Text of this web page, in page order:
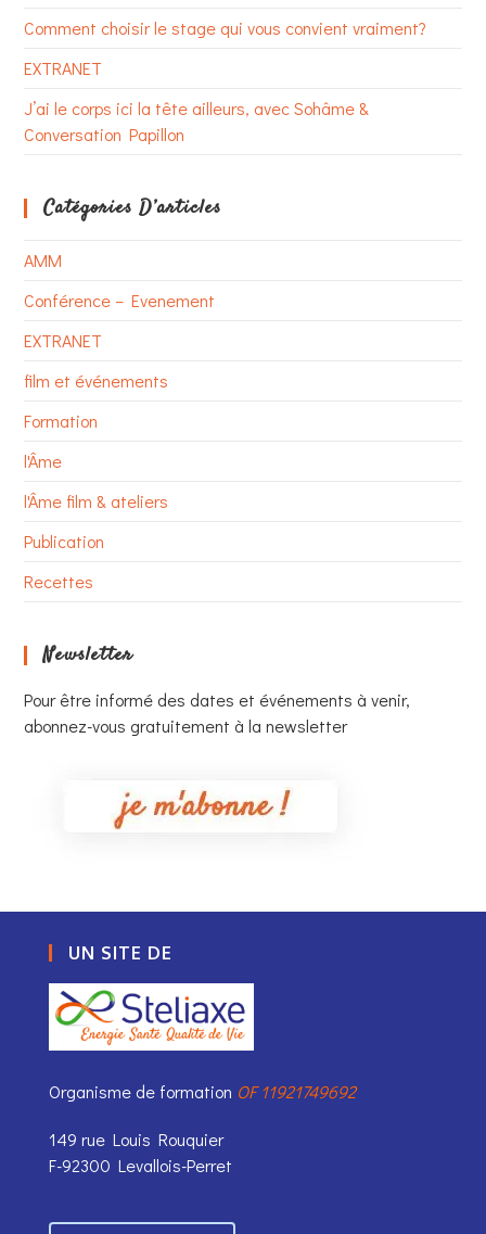
Comment choisir le stage qui vous convient vraiment?
EXTRANET
J’ai le corps ici la tête ailleurs, avec Sohâme &
Conversation Papillon
Catégories D’articles
AMM
Conférence – Evenement
EXTRANET
film et événements
Formation
l'Âme
l'Âme film & ateliers
Publication
Recettes
Newsletter
Pour être informé des dates et événements à venir,
abonnez-vous gratuitement à la newsletter
UN SITE DE
Organisme de formation OF 11921749692
149 rue Louis Rouquier
F-92300 Levallois-Perret